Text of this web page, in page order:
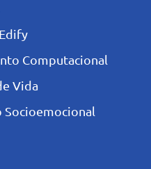
Computacional
Vida
Socioemocional